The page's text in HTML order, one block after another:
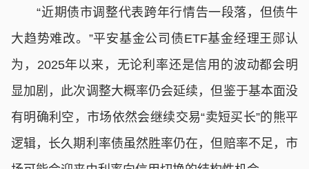
“近期债市调整代表跨年行情告一段落，但债牛
大趋势难改。”平安基金公司债ETF基金经理王郧认
为，2025年以来，无论利率还是信用的波动都会明
显加剧，此次调整大概率仍会延续，但鉴于基本面没
有明确利空，市场依然会继续交易“卖短买长”的熊平
逻辑，长久期利率债虽然胜率仍在，但赔率不足，市